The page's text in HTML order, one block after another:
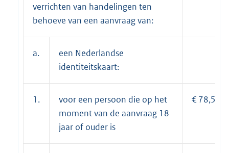
verrichten van handelingen ten
behoeve van een aanvraag van:
a.
een Nederlandse
identiteitskaart:
1.
voor een persoon die op het
moment van de aanvraag 18
jaar of ouder is
€ 78,50;